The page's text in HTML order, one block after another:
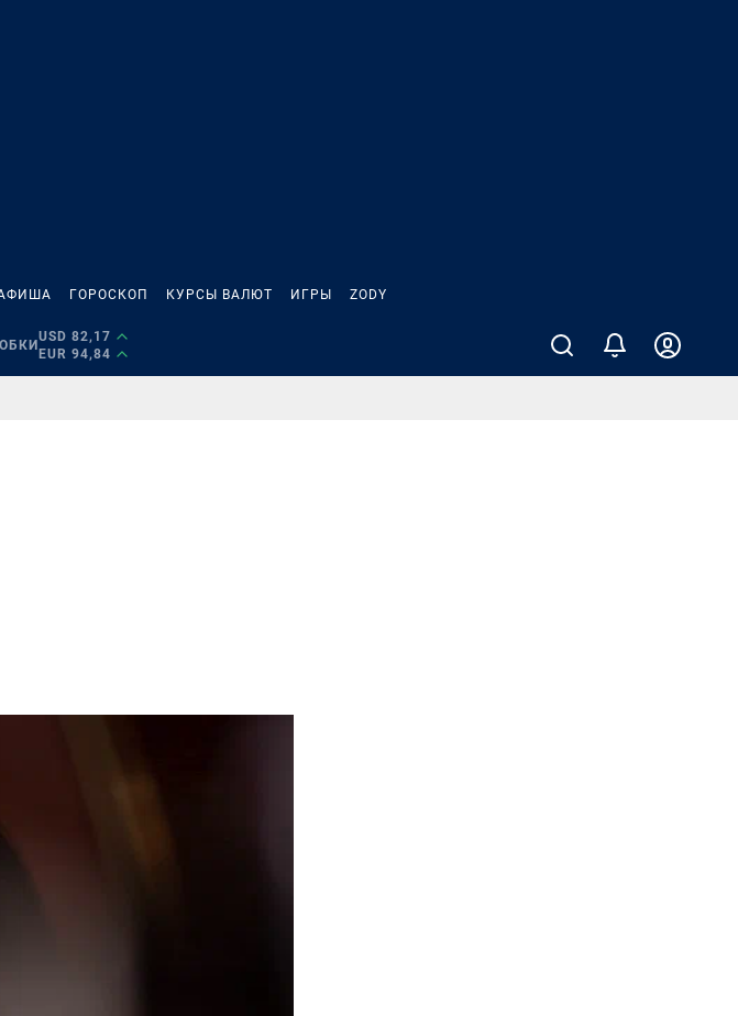
ГОРОСКОП КУРСЫ ВАЛЮТ ИГРЫ ZODY
USD 82,17
EUR 94,84